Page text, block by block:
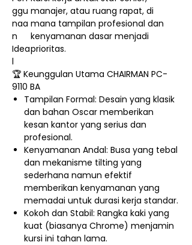
ggu
naa
n
Idea
l
manajer, atau ruang rapat, di
mana tampilan profesional dan
kenyamanan dasar menjadi
prioritas.
🏆 Keunggulan Utama CHAIRMAN PC-
9110 BA
Tampilan Formal: Desain yang klasik
dan bahan Oscar memberikan
kesan kantor yang serius dan
profesional.
Kenyamanan Andal: Busa yang tebal
dan mekanisme tilting yang
sederhana namun efektif
memberikan kenyamanan yang
memadai untuk durasi kerja standar.
Kokoh dan Stabil: Rangka kaki yang
kuat (biasanya Chrome) menjamin
kursi ini tahan lama.